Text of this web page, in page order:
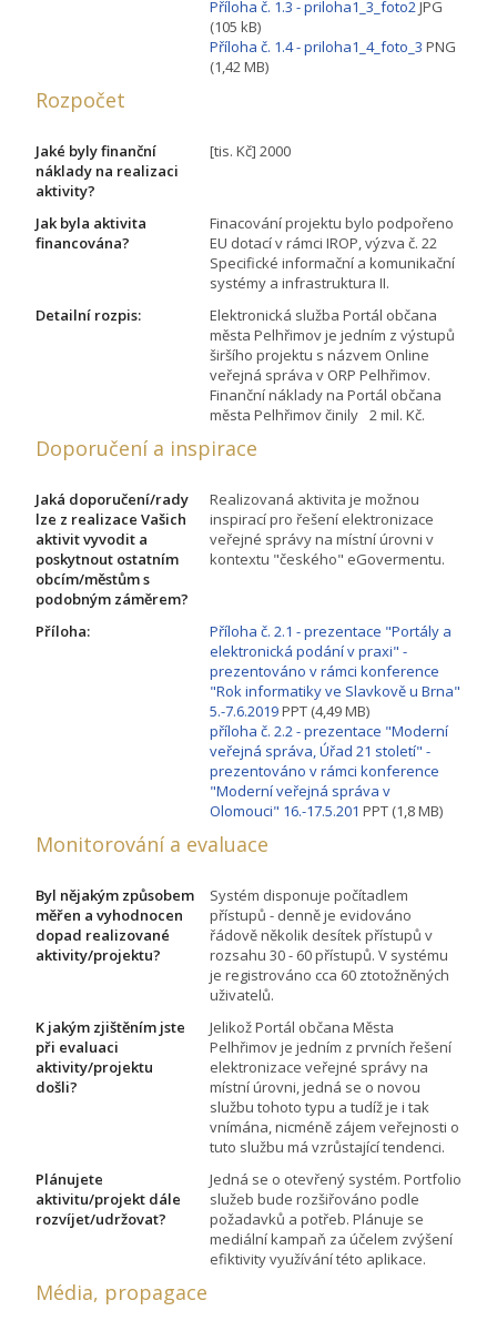
Příloha č. 1.3 - priloha1_3_foto2JPG
(105 kB)
Příloha č. 1.4 - priloha1_4_foto_3 PNG
(1,42 MB)
Rozpočet
Jaké byly finanční
náklady na realizaci
aktivity?
[tis. Kč] 2000
Jak byla aktivita
financována?
Finacování projektu bylo podpořeno
EU dotací v rámci IROP, výzva č. 22
Specifické informační a komunikační
systémy a infrastruktura II.
Detailní rozpis:
Elektronická služba Portál občana
města Pelhřimov je jedním z výstupů
širšího projektu s názvem Online
veřejná správa v ORP Pelhřimov.
Finanční náklady na Portál občana
města Pelhřimov činily 2 mil. Kč.
Doporučení a inspirace
Jaká doporučení/rady
lze z realizace Vašich
aktivit vyvodit a
poskytnout ostatním
obcím/městům s
podobným záměrem?
Realizovaná aktivita je možnou
inspirací pro řešení elektronizace
veřejné správy na místní úrovni v
kontextu "českého" eGovermentu.
Příloha:
Příloha č. 2.1 - prezentace "Portály a
elektronická podání v praxi" -
prezentováno v rámci konference
"Rok informatiky ve Slavkově u Brna"
5.-7.6.2019PPT (4,49 MB)
příloha č. 2.2 - prezentace "Moderní
veřejná správa, Úřad 21 století" -
prezentováno v rámci konference
"Moderní veřejná správa v
Olomouci" 16.-17.5.201 PPT (1,8 MB)
Monitorování a evaluace
Byl nějakým způsobem
měřen a vyhodnocen
dopad realizované
aktivity/projektu?
Systém disponuje počítadlem
přístupů - denně je evidováno
řádově několik desítek přístupů v
rozsahu 30 - 60 přístupů. V systému
je registrováno cca 60 ztotožněných
uživatelů.
K jakým zjištěním jste
při evaluaci
aktivity/projektu
došli?
Jelikož Portál občana Města
Pelhřimov je jedním z prvních řešení
elektronizace veřejné správy na
místní úrovni, jedná se o novou
službu tohoto typu a tudíž je i tak
vnímána, nicméně zájem veřejnosti o
tuto službu má vzrůstající tendenci.
Plánujete
aktivitu/projekt dále
rozvíjet/udržovat?
Jedná se o otevřený systém. Portfolio
služeb bude rozšiřováno podle
požadavků a potřeb. Plánuje se
mediální kampaň za účelem zvýšení
efiktivity využívání této aplikace.
Média, propagace